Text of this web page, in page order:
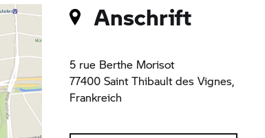
Anschrift
5 rue Berthe Morisot
77400 Saint Thibault des Vignes,
Frankreich